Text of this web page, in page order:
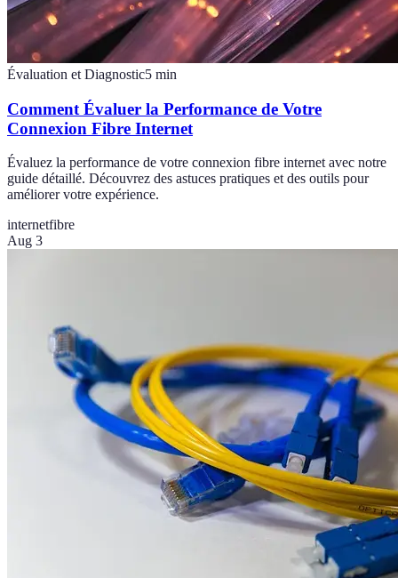
Évaluation et Diagnostic5 min
Comment Évaluer la Performance de Votre
Connexion Fibre Internet
Évaluez la performance de votre connexion fibre internet avec notre
guide détaillé. Découvrez des astuces pratiques et des outils pour
améliorer votre expérience.
internetfibre
Aug 3